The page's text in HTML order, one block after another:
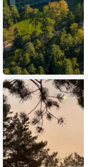
Кемпинг
Wind
hunters
station